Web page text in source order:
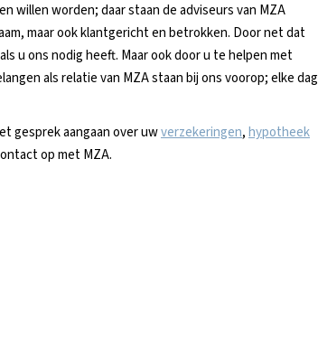
willen worden; daar staan de adviseurs van MZA
maar ook klantgericht en betrokken. Door net dat
u ons nodig heeft. Maar ook door u te helpen met
als relatie van MZA staan bij ons voorop; elke dag
gesprek aangaan over uwverzekeringen,hypotheek
op met MZA.